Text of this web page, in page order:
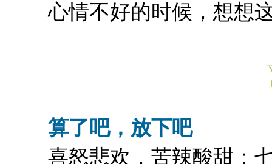
心情不好的时候，想想
算了吧，放下吧
喜怒悲欢，苦辣酸甜；